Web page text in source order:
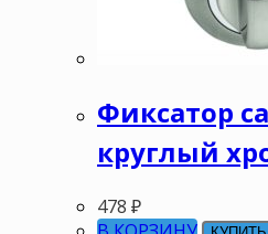
Фиксатор
круглый
478 ₽